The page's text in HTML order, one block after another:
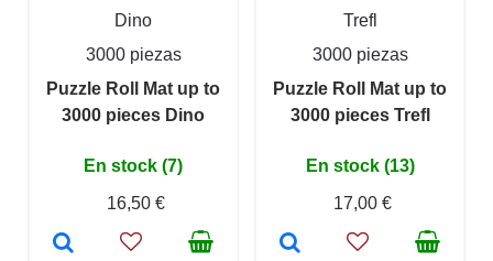
Dino
3000 piezas
Puzzle Roll Mat up to
3000 pieces Dino
En stock (7)
16,50 €
Trefl
3000 piezas
Puzzle Roll Mat up to
3000 pieces Trefl
En stock (13)
17,00 €